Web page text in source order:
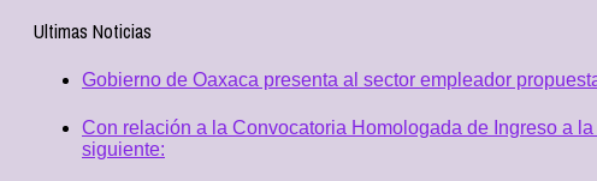
Ultimas Noticias
Gobierno de Oaxaca presenta al sector empleador
Con relación a la Convocatoria Homologada de Ingreso a
siguiente: